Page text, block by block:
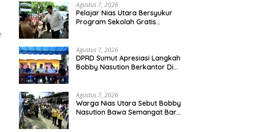
Agustus 7, 2026
Pelajar Nias Utara Bersyukur
Program Sekolah Gratis
Agustus 7, 2026
DPRD Sumut Apresiasi Langkah
Bobby Nasution Berkantor Di
Agustus 7, 2026
Warga Nias Utara Sebut Bobby
Nasution Bawa Semangat Baru